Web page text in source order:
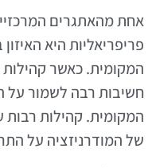
אחת מהאתגרים
פריפריאליות היא
המקומית. כאשר קהילות
חשיבות רבה לשמור על
המקומית. קהילות
של המודרניזציה על